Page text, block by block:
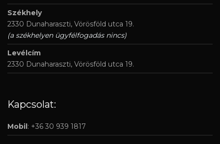
Székhely
2330 Dunaharaszti, Vörösföld utca 19.
(a székhelyen ügyfélfogadás nincs)
Levélcím
2330 Dunaharaszti, Vörösföld utca 19.
Kapcsolat:
Mobil: +36 30 939 1817